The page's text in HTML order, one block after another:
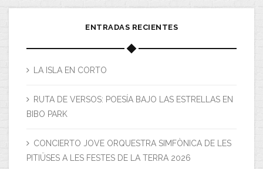
ENTRADAS RECIENTES
LA ISLA EN CORTO
RUTA DE VERSOS: POESÍA BAJO LAS ESTRELLAS EN
BIBO PARK
CONCIERTO JOVE ORQUESTRA SIMFÒNICA DE LES
PITIÜSES A LES FESTES DE LA TERRA 2026